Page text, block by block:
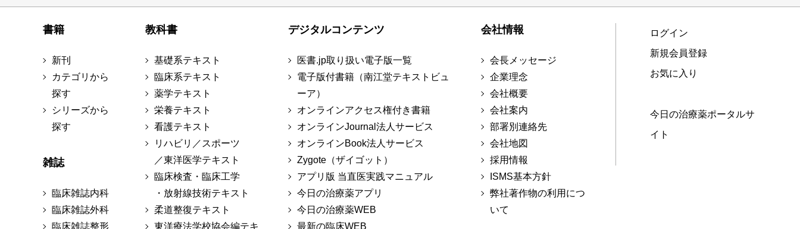
書籍
新刊
カテゴリから
探す
シリーズから
探す
雑誌
臨床雑誌内科
臨床雑誌外科
臨床雑誌整形
教科書
基礎系テキスト
臨床系テキスト
薬学テキスト
栄養テキスト
看護テキスト
リハビリ／スポーツ
／東洋医学テキスト
臨床検査・臨床工学
・放射線技術テキスト
柔道整復テキスト
東洋療法学校協会編テキ
デジタルコンテンツ
医書.jp取り扱い電子版一覧
電子版付書籍（南江堂テキストビュ
ーア）
オンラインアクセス権付き書籍
オンラインJournal法人サービス
オンラインBook法人サービス
Zygote（ザイゴット）
アプリ版 当直医実践マニュアル
今日の治療薬アプリ
今日の治療薬WEB
最新の臨床WEB
会社情報
会長メッセージ
企業理念
会社概要
会社案内
部署別連絡先
会社地図
採用情報
ISMS基本方針
弊社著作物の利用につ
いて
ログイン
新規会員登録
お気に入り
今日の治療薬ポータルサ
イト